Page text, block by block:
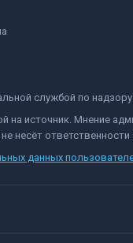
службой по
источник. Мнение
несёт
данных